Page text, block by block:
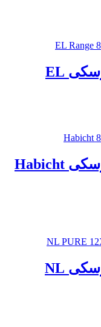
دوربین دوچشمی زاواروسکی EL
دوربین دوچشمی زاواروسکی Habicht
دوربین دوچشمی زاواروسکی NL